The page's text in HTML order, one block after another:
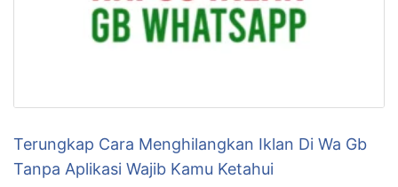
Terungkap Cara Menghilangkan Iklan Di Wa Gb
Tanpa Aplikasi Wajib Kamu Ketahui